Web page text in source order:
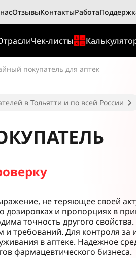
ОтзывыКонтактыРабота
Чек-листы
покупатель для аптек
в Тольятти и по всей России
не теряющее своей
и пропорциях в
точность другого
и требований. Для контроля за
в аптеке. Надежное
фармацевтического бизнеса.